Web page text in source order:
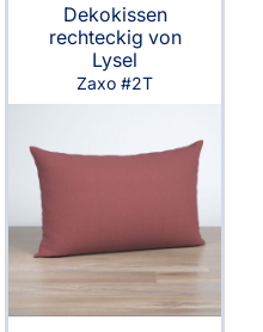
Dekokissen
rechteckig von
Lysel
Zaxo #2T